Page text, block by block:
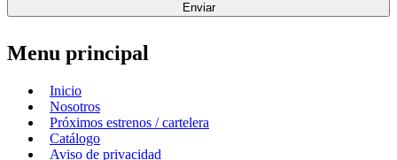
Enviar
Menu principal
Inicio
Nosotros
Próximos estrenos / cartelera
Catálogo
Aviso de privacidad